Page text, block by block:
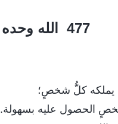
477 الله وحده عنده طريق الحياة
يملكه كلُّ شخصٍ؛
الحصول عليه بسهولة.